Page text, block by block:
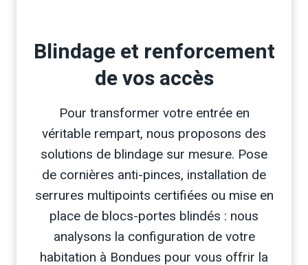
Blindage et renforcement
de vos accès
Pour transformer votre entrée en
véritable rempart, nous proposons des
solutions de blindage sur mesure. Pose
de cornières anti-pinces, installation de
serrures multipoints certifiées ou mise en
place de blocs-portes blindés : nous
analysons la configuration de votre
habitation à Bondues pour vous offrir la